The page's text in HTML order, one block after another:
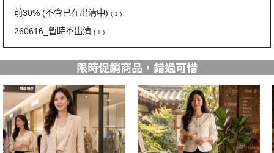
前30% (不含已在出清中) ( 1 )
260616_暫時不出清 ( 1 )
限時促銷商品，錯過可惜